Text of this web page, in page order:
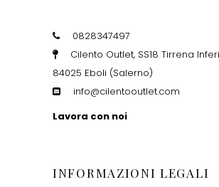
0828347497
Cilento Outlet, SS18 Tirrena
84025 Eboli (Salerno)
info@cilentooutlet.com
Lavora con noi
INFORMAZIONI LEGALI